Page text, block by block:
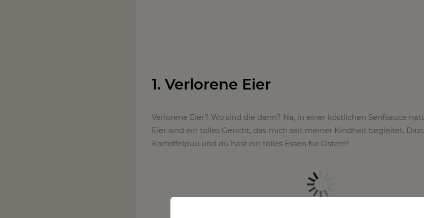
1. Verlorene Eier
Verlorene Eier? Wo sind die denn? Na, in einer köstlichen Senfsauce
Eier sind ein tolles Gericht, das mich seit meiner Kindheit begleitet.
Kartoffelpüü und du hast ein tolles Essen für Ostern!